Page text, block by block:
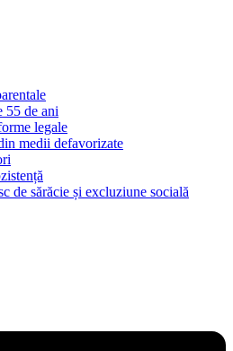
55 de ani
legale
medii defavorizate
de sărăcie și excluziune socială